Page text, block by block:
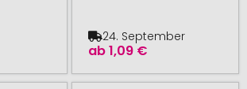
ab1,09 €
24. September